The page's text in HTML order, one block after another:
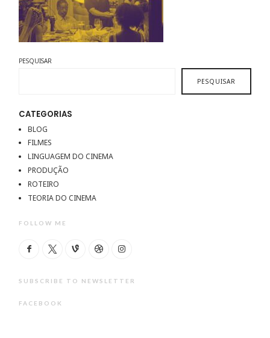
PESQUISAR
PESQUISAR
CATEGORIAS
BLOG
FILMES
LINGUAGEM DO CINEMA
PRODUÇÃO
ROTEIRO
TEORIA DO CINEMA
FOLLOW ME
SUBSCRIBE TO NEWSLETTER
FACEBOOK